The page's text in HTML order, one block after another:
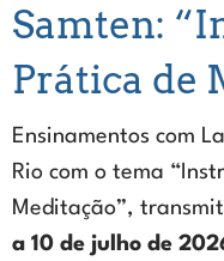
Samten:
Prática de
Ensinamentos com
Rio com o tema
Meditação”,
a 10 de julho de